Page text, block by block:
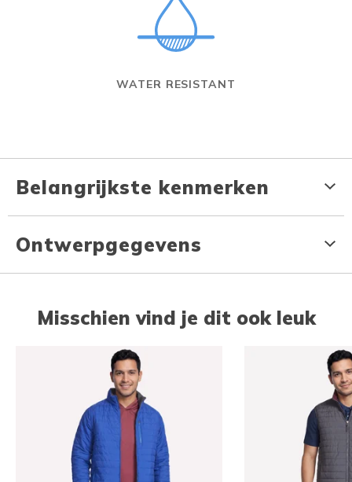
WATER RESISTANT
Belangrijkste kenmerken
Ontwerpgegevens
Misschien vind je dit ook leuk